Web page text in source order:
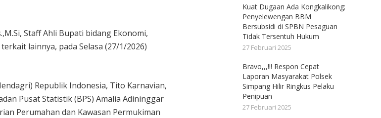
Staff Ahli Bupati bidang Ekonomi,
lainnya, pada Selasa (27/1/2026)
Republik Indonesia, Tito Karnavian,
Pusat Statistik (BPS) Amalia Adininggar
Perumahan dan Kawasan Permukiman
Kuat Dugaan Ada Kongkalikong;
Penyelewengan BBM
Bersubsidi di SPBN Pesaguan
Tidak Tersentuh Hukum
27 Februari 2025
Bravo,,,!!! Respon Cepat
Laporan Masyarakat Polsek
Simpang Hilir Ringkus Pelaku
Penipuan
27 Februari 2025